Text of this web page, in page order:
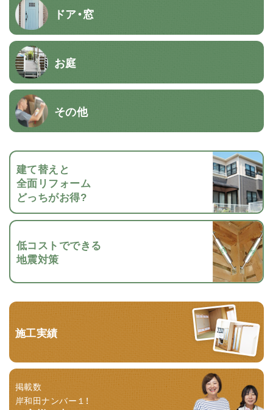
ドア・窓
お庭
その他
建て替えと
全面リフォーム
どっちがお得?
低コストでできる
地震対策
施工実績
掲載数
岸和田ナンバー１！